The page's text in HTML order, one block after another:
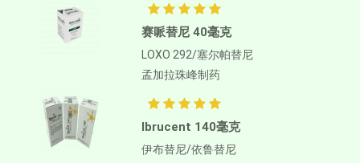
赛哌替尼 40毫克
LOXO 292/塞尔帕替尼
孟加拉珠峰制药
Ibrucent 140毫克
伊布替尼/依鲁替尼